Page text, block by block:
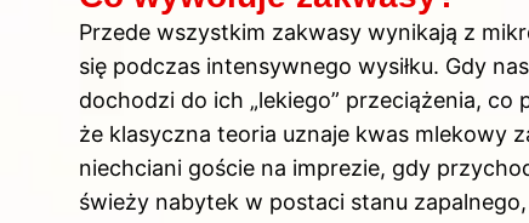
Przede wszystkim zakwasy wynikają z
się podczas intensywnego wysiłku. Gdy
dochodzi do ich „lekiego” przeciążenia,
że klasyczna teoria uznaje kwas mlekowy
niechciani goście na imprezie, gdy
świeży nabytek w postaci stanu